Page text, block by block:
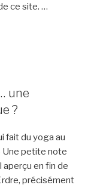
ce site. …
une
?
fait du yoga au
Une petite note
aperçu en fin de
précisément